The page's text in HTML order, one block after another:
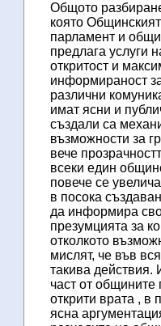
Общото
която
парламент и
предлага услуги
откритост и
информираност
различни
имат ясни и
създали са
възможности за
вече
всеки един
повече се
в посока
да информира
презумцията за
отколкото
мислят, че във
такива действия.
част от общините
открити врата , в
ясна